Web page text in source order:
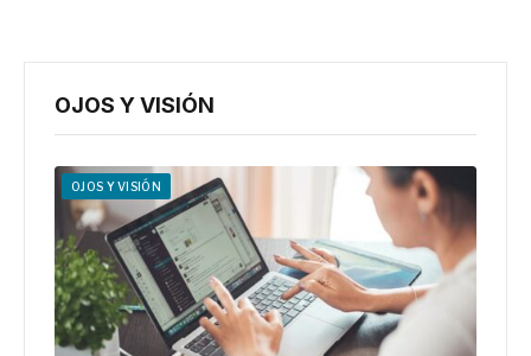
OJOS Y VISIÓN
OJOS Y VISIÓN